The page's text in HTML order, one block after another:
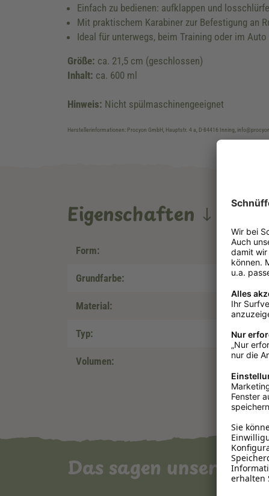
Einfach zu bedienen: aufklappen und
Mit praktischem Karabiner zur Befestigung an
Ideal für unterwegs, beim Training oder im Auto
Größe: ca. 21,5 cm (geschlossen)
Inhalt: ca. 600 ml
Hinweis: Nicht spülmaschinengeeignet
Herstellerinformationen: Procyon GmbH, Hauptstr. 4 a, D-84416 Inning,
Eigenschaften
Form:
Grundfarbe:
Material:
Typ:
Volumen:
Das sagen unsere